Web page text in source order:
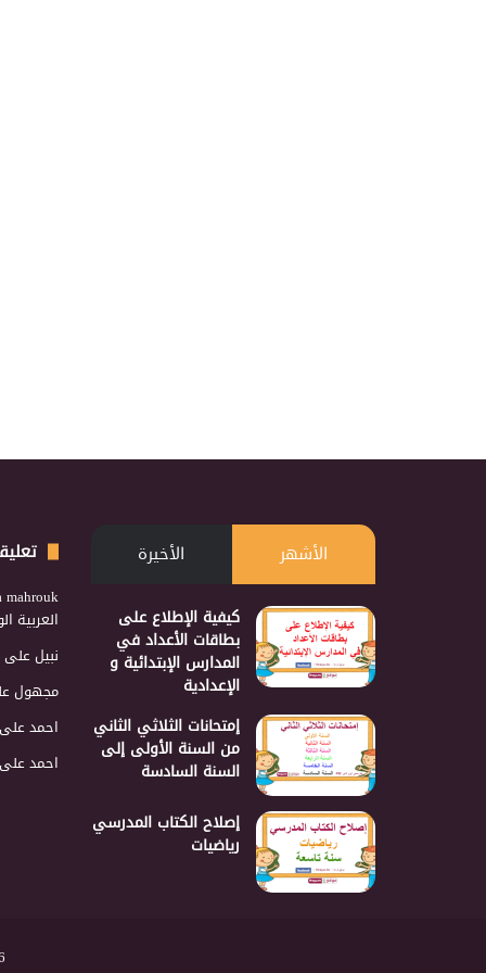
الأشهر الأخيرة
كيفية الإطلاع على
بطاقات الأعداد في
المدارس الإبتدائية و
الإعدادية
إمتحانات الثلاثي الثاني
من السنة الأولى إلى
السنة السادسة
إصلاح الكتاب المدرسي
رياضيات
mahrouk
العربية
نبيلعلى
مجهول
احمد
احمد
2026